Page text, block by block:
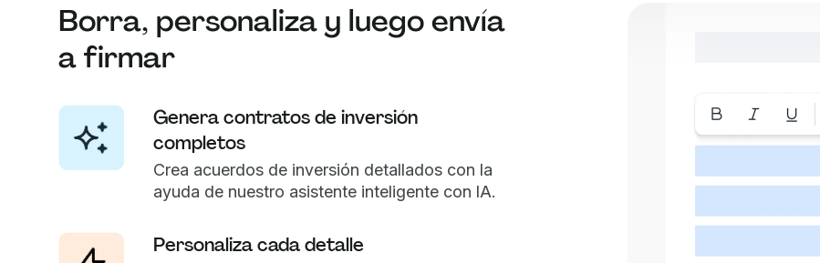
Borra, personaliza y luego envía
a firmar
Genera contratos de inversión
completos
Crea acuerdos de inversión detallados con la
ayuda de nuestro asistente inteligente con IA.
Personaliza cada detalle